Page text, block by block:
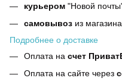
курьером "Новой
самовывоз из
Подробнее о доставке
Оплата на счет
Оплата на сайте через